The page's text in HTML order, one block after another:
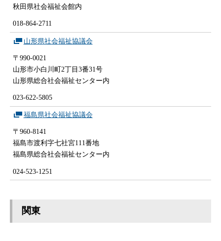
秋田県社会福祉会館内
018-864-2711
山形県社会福祉協議会
〒990-0021
山形市小白川町2丁目3番31号
山形県総合社会福祉センター内
023-622-5805
福島県社会福祉協議会
〒960-8141
福島市渡利字七社宮111番地
福島県総合社会福祉センター内
024-523-1251
関東